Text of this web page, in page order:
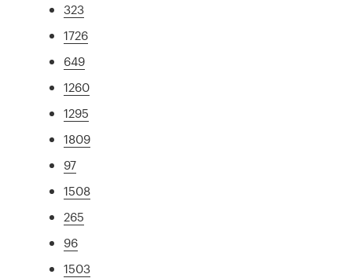
323
1726
649
1260
1295
1809
97
1508
265
96
1503